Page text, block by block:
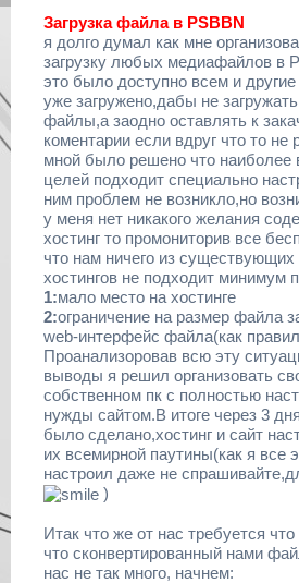
Загрузка файла в PSBBN
я долго думал как мне
загрузку любых медиафайлов в
это было доступно всем и
уже загружено,дабы не
файлы,а заодно оставлять к
коментарии если вдруг что то не
мной было решено что наиболее
целей подходит специально
ним проблем не возникло,но
у меня нет никакого желания
хостинг то промониторив все
что нам ничего из
хостингов не подходит минимум
1:мало место на хостинге
2:ограничение на размер файла
web-интерфейс файла(как
Проанализоровав всю эту
выводы я решил организовать
собственном пк с полностью
нужды сайтом.В итоге через 3
было сделано,хостинг и сайт
их всемирной паутины(как я все
настроил даже не
)
Итак что же от нас требуется
что сконвертированный нами
нас не так много, начнем: